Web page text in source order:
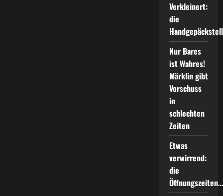
Verkleinert:
die
Nur Bares
ist Wahres!
Märklin gibt
Vorschuss
in
schlechten
Zeiten
Etwas
verwirrend:
die
Öffnungszeiten…